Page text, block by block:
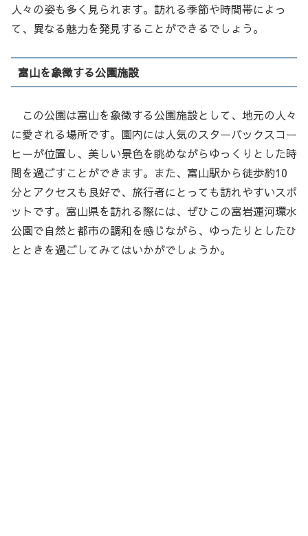
人々の姿も多く見られます。訪れる季節や時間帯によっ
て、異なる魅力を発見することができるでしょう。
富山を象徴する公園施設
この公園は富山を象徴する公園施設として、地元の人々
に愛される場所です。園内には人気のスターバックスコー
ヒーが位置し、美しい景色を眺めながらゆっくりとした時
間を過ごすことができます。また、富山駅から徒歩約10
分とアクセスも良好で、旅行者にとっても訪れやすいスポ
ットです。富山県を訪れる際には、ぜひこの富岩運河環水
公園で自然と都市の調和を感じながら、ゆったりとしたひ
とときを過ごしてみてはいかがでしょうか。